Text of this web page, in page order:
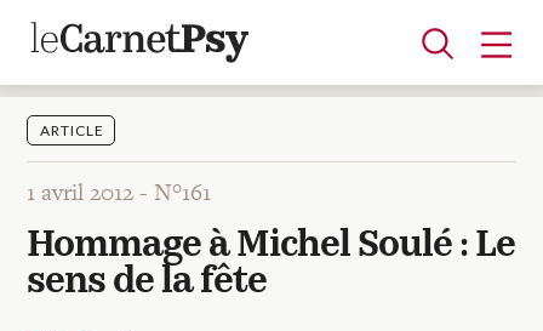
Articles
A la une
Adolescence
Dispositif
Enfance
Périnatalité
Psychanalyse
Psychopathologie
Soin
Dossiers
ARTICLE
1 avril 2012 -N°161
Hommage à Michel Soulé : Le
sens de la fête